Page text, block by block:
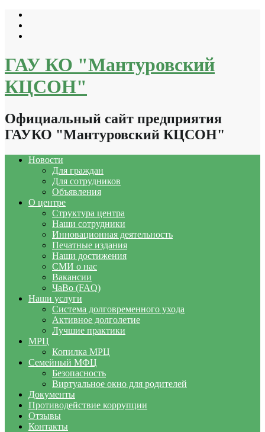
Перейти
содержимому
ГАУ КО "Мантуровский
КЦСОН"
Официальный сайт предприятия
ГАУКО "Мантуровский КЦСОН"
Новости
Для граждан
Для сотрудников
Объявления
О центре
Структура центра
Наши сотрудники
Инновационная деятельность
Печатные издания
Наши достижения
СМИ о нас
Вакансии
ЧаВо (FAQ)
Наши услуги
Система долговременного ухода
Активное долголетие
Лучшие практики
МРЦ
Копилка МРЦ
Семейный МФЦ
Безопасность
Виртуальное окно для родителей
Документы
Противодействие коррупции
Отзывы
Контакты